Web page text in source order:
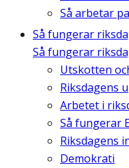
Så arbetar
Så fungerar
Så fungerar
Utskotten
Riksdagens
Arbetet i
Så fungerar
Riksdagens
Demokrati